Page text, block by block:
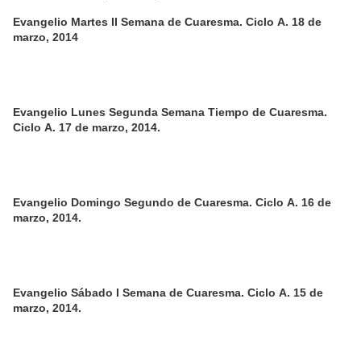
Evangelio Martes II Semana de Cuaresma. Ciclo A. 18 de
marzo, 2014
Evangelio Lunes Segunda Semana Tiempo de Cuaresma.
Ciclo A. 17 de marzo, 2014.
Evangelio Domingo Segundo de Cuaresma. Ciclo A. 16 de
marzo, 2014.
Evangelio Sábado I Semana de Cuaresma. Ciclo A. 15 de
marzo, 2014.